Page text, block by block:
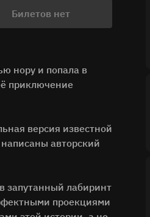
Билетов нет
нору и попала в
приключение
версия известной
авторский
запутанный лабиринт
проекциями